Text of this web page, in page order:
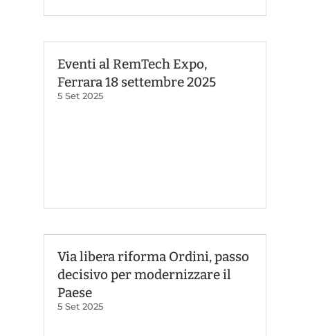
Eventi al RemTech Expo,
Ferrara 18 settembre 2025
5 Set 2025
Via libera riforma Ordini, passo
decisivo per modernizzare il
Paese
5 Set 2025